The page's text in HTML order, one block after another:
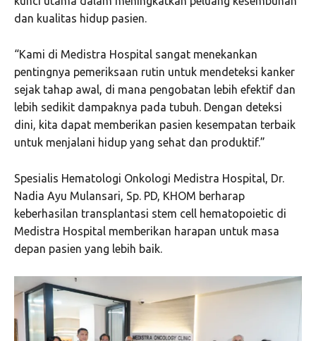
dan kualitas hidup pasien.
“Kami di Medistra Hospital sangat menekankan
pentingnya pemeriksaan rutin untuk mendeteksi kanker
sejak tahap awal, di mana pengobatan lebih efektif dan
lebih sedikit dampaknya pada tubuh. Dengan deteksi
dini, kita dapat memberikan pasien kesempatan terbaik
untuk menjalani hidup yang sehat dan produktif.”
Spesialis Hematologi Onkologi Medistra Hospital, Dr.
Nadia Ayu Mulansari, Sp. PD, KHOM berharap
keberhasilan transplantasi stem cell hematopoietic di
Medistra Hospital memberikan harapan untuk masa
depan pasien yang lebih baik.